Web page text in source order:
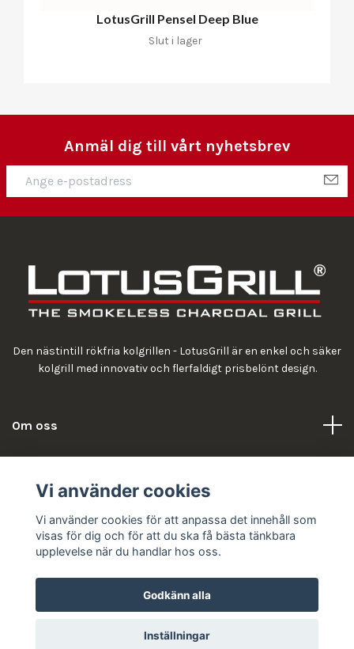
LotusGrill Pensel Deep Blue
Slut i lager
Anmäl dig till vårt nyhetsbrev
Den nästintill rökfria kolgrillen - LotusGrill är en enkel och säker
kolgrill med innovativ och flerfaldigt prisbelönt design.
Om oss
© 2026 LotusGrill
Vi använder cookies
Vi använder cookies för att anpassa det innehåll som
visas för dig och för att du ska få bästa tänkbara
upplevelse när du handlar hos oss.
Godkänn alla
Inställningar